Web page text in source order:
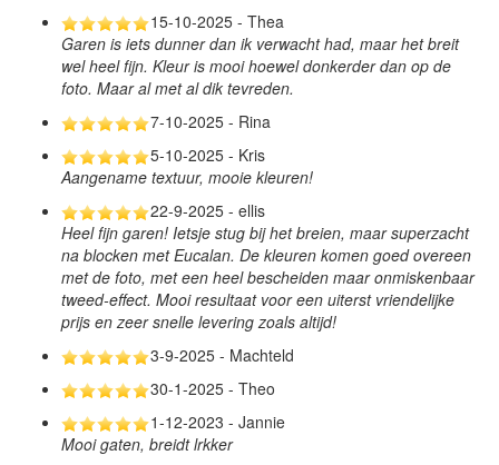
15-10-2025 - Thea
Garen is iets dunner dan ik verwacht had, maar het breit
wel heel fijn. Kleur is mooi hoewel donkerder dan op de
foto. Maar al met al dik tevreden.
7-10-2025 - Rina
5-10-2025 - Kris
Aangename textuur, mooie kleuren!
22-9-2025 - ellis
Heel fijn garen! Ietsje stug bij het breien, maar superzacht
na blocken met Eucalan. De kleuren komen goed overeen
met de foto, met een heel bescheiden maar onmiskenbaar
tweed-effect. Mooi resultaat voor een uiterst vriendelijke
prijs en zeer snelle levering zoals altijd!
3-9-2025 - Machteld
30-1-2025 - Theo
1-12-2023 - Jannie
Mooi gaten, breidt lrkker